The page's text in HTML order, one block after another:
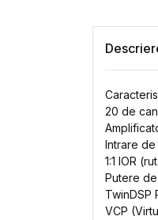
20 de
Intrare de
1:1 IOR
Putere
TwinDSP
VCP